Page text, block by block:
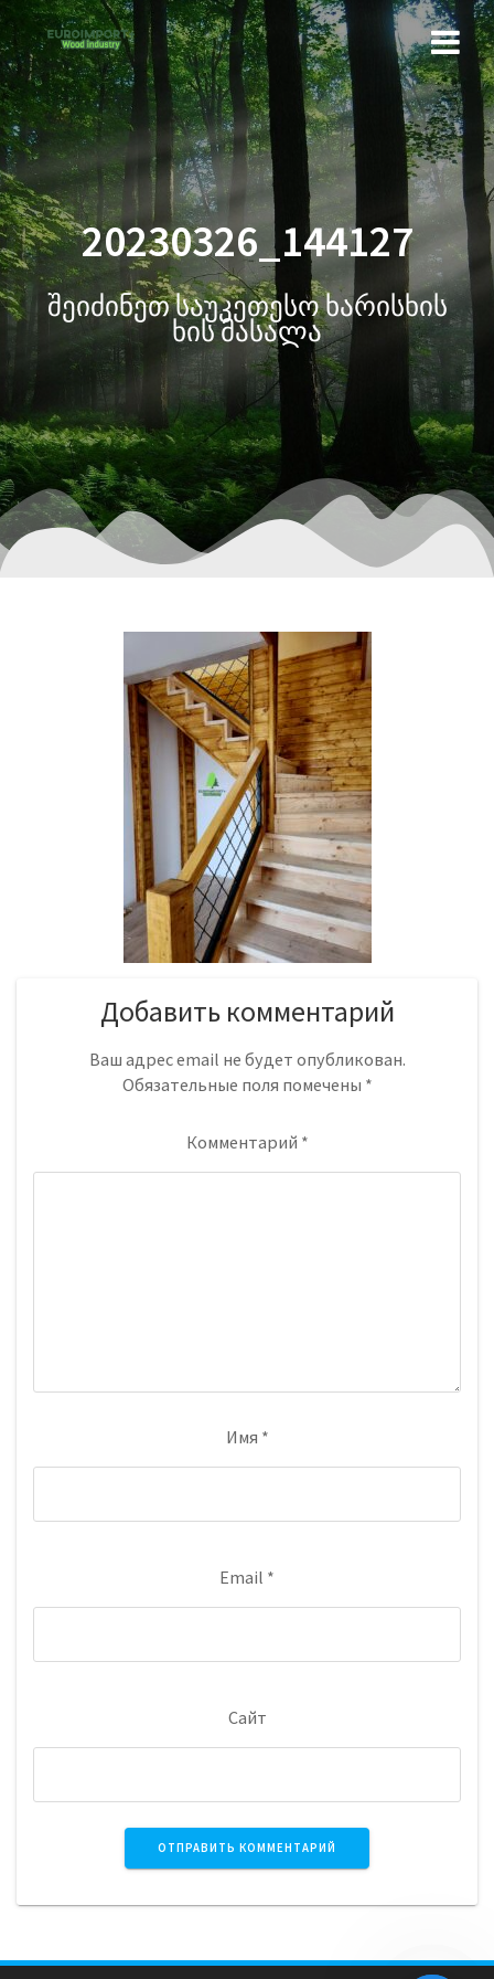
20230326_144127
შეიძინეთ საუკეთესო ხარისხის
ხის მასალა
Добавить комментарий
Ваш адрес email не будет опубликован.
Обязательные поля помечены *
Комментарий *
Имя *
Email *
Сайт